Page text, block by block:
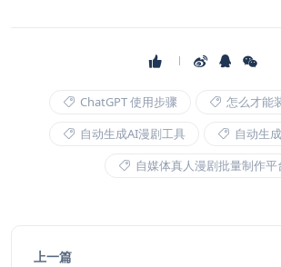
ChatGPT 使用步骤
怎么才能
自动生成AI漫剧工具
自动生
自媒体真人漫剧批量制作平
上一篇